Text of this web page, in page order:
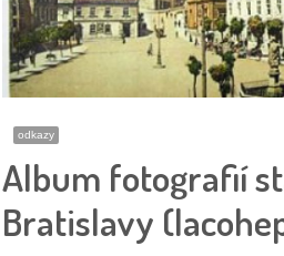
protesty
granty
kalendár
odkazy
Album fotografií
Bratislavy